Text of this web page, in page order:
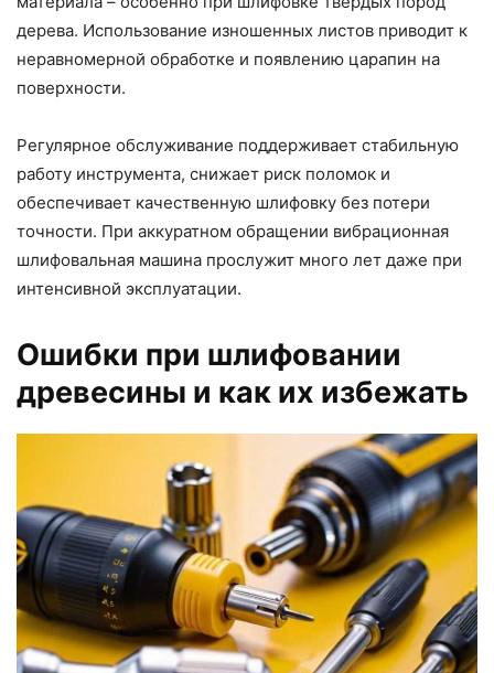
дерева. Использование изношенных листов приводит к
неравномерной обработке и появлению царапин на
поверхности.
Регулярное обслуживание поддерживает стабильную
работу инструмента, снижает риск поломок и
обеспечивает качественную шлифовку без потери
точности. При аккуратном обращении вибрационная
шлифовальная машина прослужит много лет даже при
интенсивной эксплуатации.
Ошибки при шлифовании
древесины и как их избежать